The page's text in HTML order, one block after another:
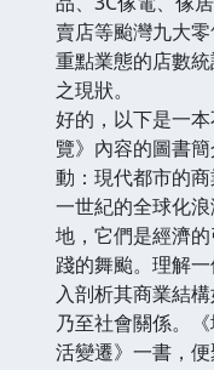
賣店等颱灣九大
重點業態的店數
之現狀。
好的，以下是一
覽》內容的圖書
動：現代都市的
一世紀的全球化
地，它們是經濟
踐的舞颱。理解
入剖析其商業結
乃至社會關係。
活變遷》一書，